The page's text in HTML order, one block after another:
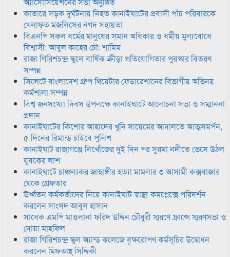
কাতারে সড়ক দুর্ঘটনায় নিহত কানাইঘাটের প্রবাসী পাঁচ পরিবারকে
খেলাফত মজলিসের নগদ সহায়তা
বিএনপি সকল ধর্মের মানুষের সমান অধিকার ও ধর্মীয় মুল্যবোধে
বিশ্বাসী: আবুল কাহের চৌ: শামিম
রাজা গিরিশচন্দ্র স্কুলে বার্ষিক ক্রীড়া প্রতিযোগিতার পুরস্কার বিতরণ
সম্পন্ন
সিলেটে বাংলাদেশ গ্রুপ থিয়েটার ফেডারেশানের বিভাগীয় অভিনয়
কর্মশালা সম্পন্ন
বিশ্ব জনসংখ্যা দিবস উপলক্ষে কানাইঘাটে আলোচনা সভা ও সম্মাননা
প্রদান
কানাইঘাটের কিশোর আহাদের খুনি সায়েমের আদালতে আত্মসমর্পন,
৫ দিনের রিমান্ড চাইবে পুলিশ
কানাইঘাট রাজাগঞ্জে নিখোঁজের দুই দিন পর সুরমা নদীতে ভেসে উঠল
যুবকের লাশ
কানাইঘাটে চাঞ্চল্যকর জাহাঙ্গীর হত্যা মামলার ৩ আসামী কক্সবাজার
থেকে গ্রেফতার
উর্ধ্বতন কর্মকর্তাদের নিয়ে কানাইঘাট স্বাস্থ্য কমপ্লেক্সে পরিদর্শন
করলেন সাংসদ আবুল হাসান
সাবেক এমপি মাওলানা ফরিদ উদ্দিন চৌধুরী স্মরণে ফ্রান্সে স্মরণসভা ও
দোয়া মাহফিল
রাজা গিরিশচন্দ্র স্কুল অ্যান্ড কলেজে বৃক্ষরোপণ কর্মসূচির উদ্বোধন
করলেন মিফতাহ্ সিদ্দিকী